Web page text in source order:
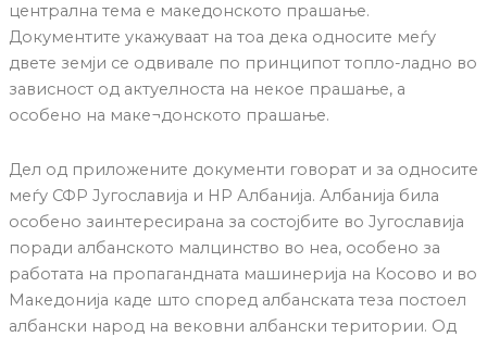
централна тема е македонското прашање.
Документите укажуваат на тоа дека односите меѓу
двете земји се одвивале по принципот топло-ладно во
зависност од актуелноста на некое прашање, а
особено на маке¬донското прашање.
Дел од приложените документи говорат и за односите
меѓу СФР Југославија и НР Албанија. Албанија била
особено заинтересирана за состојбите во Југославија
поради албанското малцинство во неа, особено за
работата на пропагандната машинерија на Косово и во
Македонија каде што според албанската теза постоел
албански народ на вековни албански територии. Од